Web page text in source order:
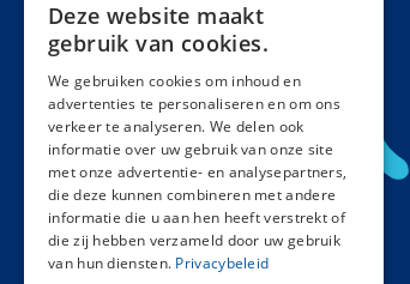
Deze website maakt
gebruik van cookies.
We gebruiken cookies om inhoud en
advertenties te personaliseren en om ons
verkeer te analyseren. We delen ook
informatie over uw gebruik van onze site
met onze advertentie- en analysepartners,
die deze kunnen combineren met andere
informatie die u aan hen heeft verstrekt of
die zij hebben verzameld door uw gebruik
van hun diensten. Privacybeleid